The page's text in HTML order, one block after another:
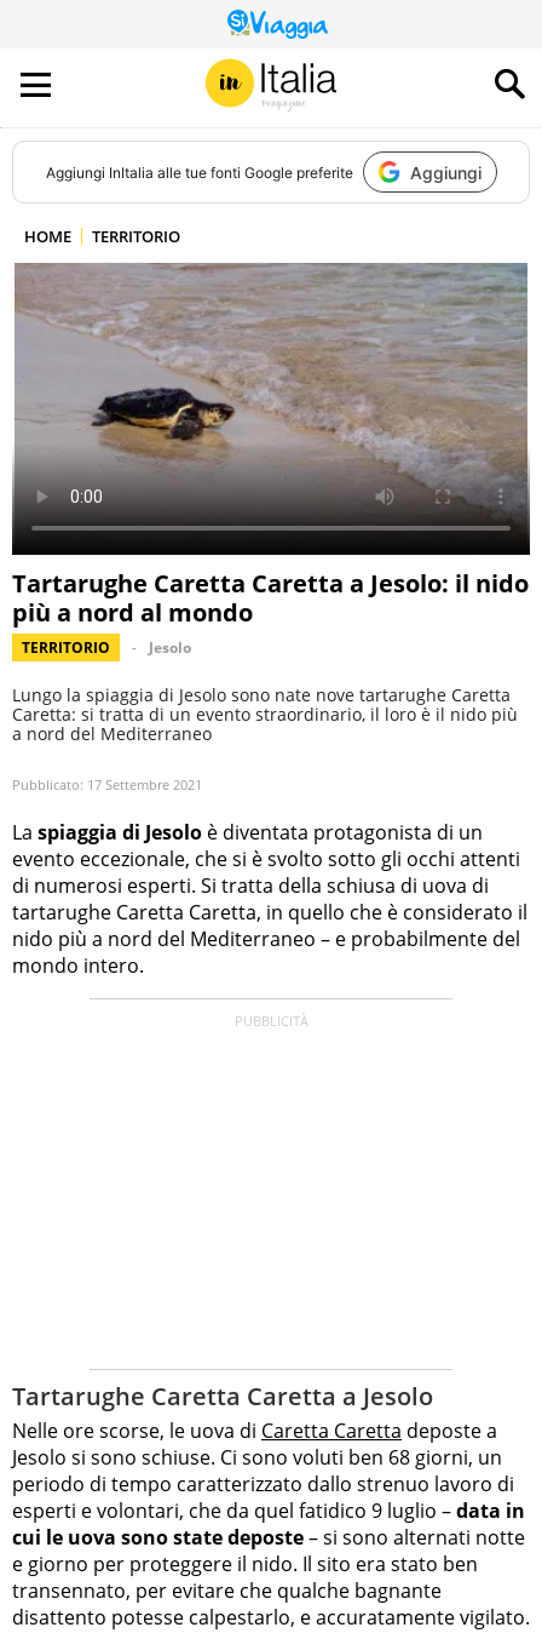
QUESTO
SITO
CONTRIBUISCE
ALL’AUDIENCE
DI
Aggiungi InItalia alle tue fonti Google preferite Aggiungi
HOME TERRITORIO
Tartarughe Caretta Caretta a Jesolo: il nido
più a nord al mondo
TERRITORIO Jesolo
Lungo la spiaggia di Jesolo sono nate nove tartarughe Caretta
Caretta: si tratta di un evento straordinario, il loro è il nido più
a nord del Mediterraneo
Pubblicato: 17 Settembre 2021
La spiaggia di Jesolo è diventata protagonista di un
evento eccezionale, che si è svolto sotto gli occhi attenti
di numerosi esperti. Si tratta della schiusa di uova di
tartarughe Caretta Caretta, in quello che è considerato il
nido più a nord del Mediterraneo – e probabilmente del
mondo intero.
Tartarughe Caretta Caretta a Jesolo
Nelle ore scorse, le uova di Caretta Caretta deposte a
Jesolo si sono schiuse. Ci sono voluti ben 68 giorni, un
periodo di tempo caratterizzato dallo strenuo lavoro di
esperti e volontari, che da quel fatidico 9 luglio –data in
cui le uova sono state deposte– si sono alternati notte
e giorno per proteggere il nido. Il sito era stato ben
transennato, per evitare che qualche bagnante
disattento potesse calpestarlo, e accuratamente vigilato.